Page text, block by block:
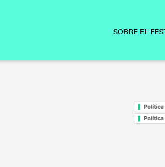
SOBRE EL
Política
Política